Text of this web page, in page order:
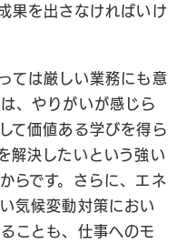
果を出さなければいけ
ては厳しい業務にも意
、やりがいが感じら
て価値ある学びを得ら
解決したいという強い
らです。さらに、エネ
気候変動対策におい
ことも、仕事へのモ